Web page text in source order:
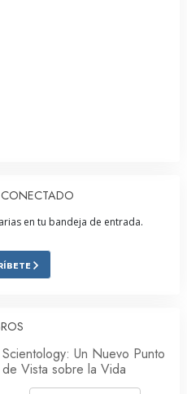
en tu bandeja de entrada.
Scientology: Un Nuevo Punto
de Vista sobre la Vida